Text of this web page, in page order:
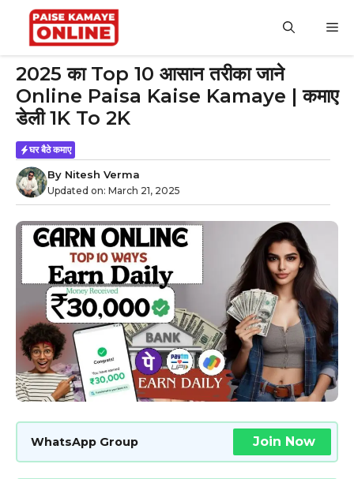
content
2025 का Top 10 आसान तरीका जाने
Online Paisa Kaise Kamaye | कमाए
डेली 1K To 2K
घर बैठे कमाए
By Nitesh Verma
Updated on: March 21, 2025
WhatsApp Group Join Now